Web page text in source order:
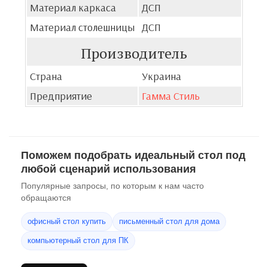
Материал каркаса
ДСП
Материал столешницы ДСП
Производитель
Страна
Украина
Предприятие
Гамма Стиль
Поможем подобрать идеальный стол под
любой сценарий использования
Популярные запросы, по которым к нам часто
обращаются
офисный стол купить письменный стол для дома
компьютерный стол для ПК